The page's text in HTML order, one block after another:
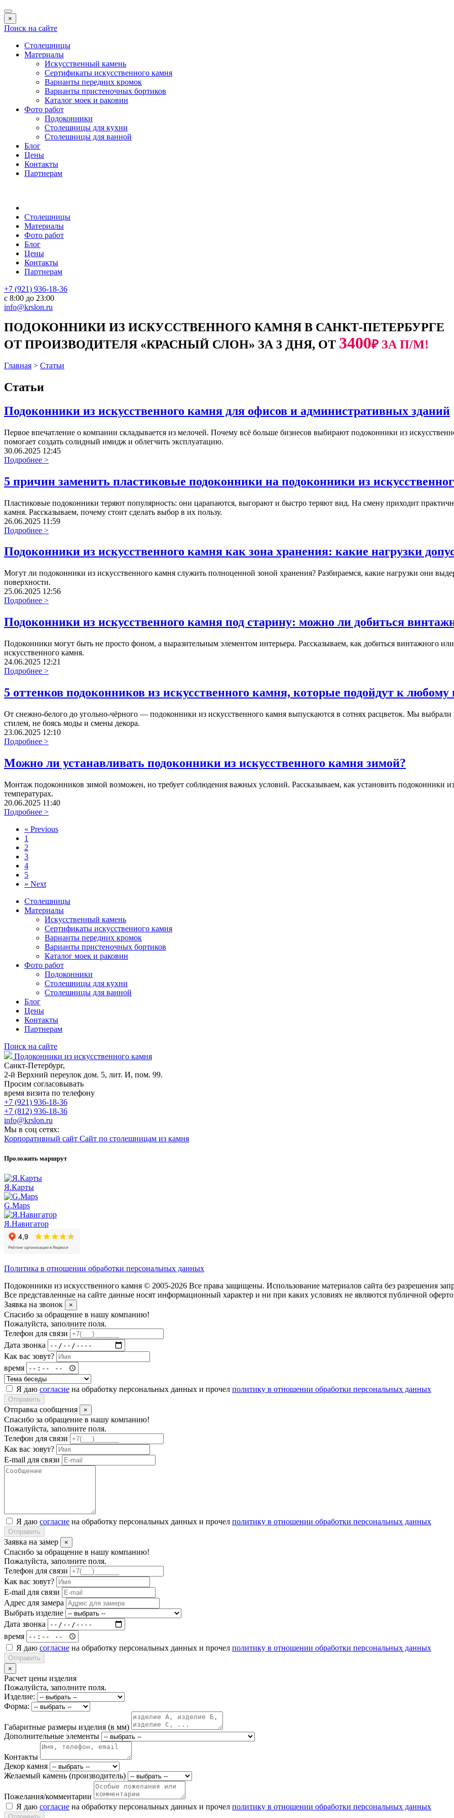
×
Поиск на сайте
Столешницы
Материалы
Искусственный камень
Сертификаты искусственного камня
Варианты передних кромок
Варианты пристеночных бортиков
Каталог моек и раковин
Фото работ
Подоконники
Столешницы для кухни
Столешницы для ванной
Блог
Цены
Контакты
Партнерам
Столешницы
Материалы
Фото работ
Блог
Цены
Контакты
Партнерам
+7 (921) 936-18-36
с 8:00 до 23:00
info@krslon.ru
ПОДОКОННИКИ ИЗ ИСКУССТВЕННОГО КАМНЯ В САНКТ-ПЕТЕРБУРГЕ
ОТ ПРОИЗВОДИТЕЛЯ «КРАСНЫЙ СЛОН» ЗА 3 ДНЯ, ОТ 3400₽ ЗА П/М!
Главная > Статьи
Статьи
Подоконники из искусственного камня для офисов и административных зданий
Первое впечатление о компании складывается из мелочей. Почему всё больше бизнесов выбирают подоконники из
помогает создать солидный имидж и облегчить эксплуатацию.
30.06.2025 12:45
Подробнее >
5 причин заменить пластиковые подоконники на подоконники из
Пластиковые подоконники теряют популярность: они царапаются, выгорают и быстро теряют вид. На смену приходит
камня. Рассказываем, почему стоит сделать выбор в их пользу.
26.06.2025 11:59
Подробнее >
Подоконники из искусственного камня как зона хранения: какие нагрузки
Могут ли подоконники из искусственного камня служить полноценной зоной хранения? Разбираемся, какие нагрузки они
поверхности.
25.06.2025 12:56
Подробнее >
Подоконники из искусственного камня под старину: можно ли добиться
Подоконники могут быть не просто фоном, а выразительным элементом интерьера. Рассказываем, как добиться винтажного
искусственного камня.
24.06.2025 12:21
Подробнее >
5 оттенков подоконников из искусственного камня, которые подойдут к любому
От снежно-белого до угольно-чёрного — подоконники из искусственного камня выпускаются в сотнях расцветок. Мы
стилем, не боясь моды и смены декора.
23.06.2025 12:10
Подробнее >
Можно ли устанавливать подоконники из искусственного камня зимой?
Монтаж подоконников зимой возможен, но требует соблюдения важных условий. Рассказываем, как установить подоконники
температурах.
20.06.2025 11:40
Подробнее >
« Previous
1
2
3
4
5
» Next
Столешницы
Материалы
Искусственный камень
Сертификаты искусственного камня
Варианты передних кромок
Варианты пристеночных бортиков
Каталог моек и раковин
Фото работ
Подоконники
Столешницы для кухни
Столешницы для ванной
Блог
Цены
Контакты
Партнерам
Поиск на сайте
Подоконники из искусственного камня
Санкт-Петербург,
2-й Верхний переулок дом. 5, лит. И, пом. 99.
Просим согласовывать
время визита по телефону
+7 (921) 936-18-36
+7 (812) 936-18-36
info@krslon.ru
Мы в соц сетях:
Корпоративный сайт Сайт по столешницам из камня
Проложить маршрут
Я.Карты
G.Maps
Я.Навигатор
Политика в отношении обработки персональных данных
Подоконники из искусственного камня © 2005-2026 Все права защищены. Использование материалов сайта без разрешения
Все представленные на сайте данные носят информационный характер и ни при каких условиях не являются публичной
Заявка на звонок
×
Спасибо за обращение в нашу компанию!
Пожалуйста, заполните поля.
Телефон для связи
Дата звонка
Как вас зовут?
время
Я даю согласие на обработку персональных данных и прочел политику в отношении обработки персональных данных
Отправить
Отправка сообщения ×
Спасибо за обращение в нашу компанию!
Пожалуйста, заполните поля.
Телефон для связи
Как вас зовут?
E-mail для связи
Я даю согласие на обработку персональных данных и прочел политику в отношении обработки персональных данных
Отправить
Заявка на замер ×
Спасибо за обращение в нашу компанию!
Пожалуйста, заполните поля.
Телефон для связи
Как вас зовут?
E-mail для связи
Адрес для замера
Выбрать изделие
Дата звонка
время
Я даю согласие на обработку персональных данных и прочел политику в отношении обработки персональных данных
Отправить
×
Расчет цены изделия
Пожалуйста, заполните поля.
Изделие:
Форма:
Габаритные размеры изделия (в мм)
Дополнительные элементы
Контакты
Декор камня
Желаемый камень (производитель)
Пожелания/комментарии
Я даю согласие на обработку персональных данных и прочел политику в отношении обработки персональных данных